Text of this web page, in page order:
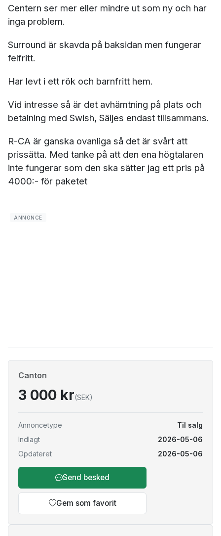
Centern ser mer eller mindre ut som ny och har
inga problem.
Surround är skavda på baksidan men fungerar
felfritt.
Har levt i ett rök och barnfritt hem.
Vid intresse så är det avhämtning på plats och
betalning med Swish, Säljes endast tillsammans.
R-CA är ganska ovanliga så det är svårt att
prissätta. Med tanke på att den ena högtalaren
inte fungerar som den ska sätter jag ett pris på
4000:- för paketet
Canton
3 000 kr(SEK)
Annoncetype
Til salg
Indlagt
2026-05-06
Opdateret
2026-05-06
Send besked
Gem som favorit